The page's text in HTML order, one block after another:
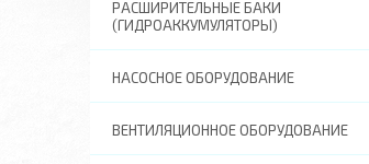
РАСШИРИТЕЛЬНЫЕ БАКИ
(ГИДРОАККУМУЛЯТОРЫ)
НАСОСНОЕ ОБОРУДОВАНИЕ
ВЕНТИЛЯЦИОННОЕ ОБОРУДОВАНИЕ